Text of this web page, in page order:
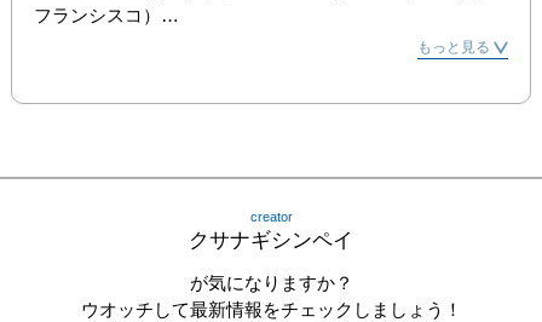
フランシスコ）
2009　「アイデス」 タカ・イシイギャラリー京都（京
2011　｢VOCA展2011新しい平面の作家たち｣上野の森美
2009　｢and there was X｣ Altman Siegel Gallery S/F（サン
[パブリックコレクション]
もっと見る
creator
クサナギシンペイ
が気になりますか？
ウオッチして最新情報をチェックしましょう！